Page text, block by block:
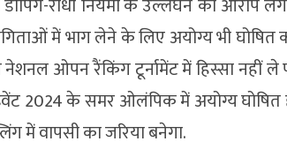
में भाग लेने के लिए अयोग्य भी घोषित
नेशनल ओपन रैंकिंग टूर्नामेंट में हिस्सा नहीं ले
2024 के समर ओलंपिक में अयोग्य
में वापसी का जरिया बनेगा.